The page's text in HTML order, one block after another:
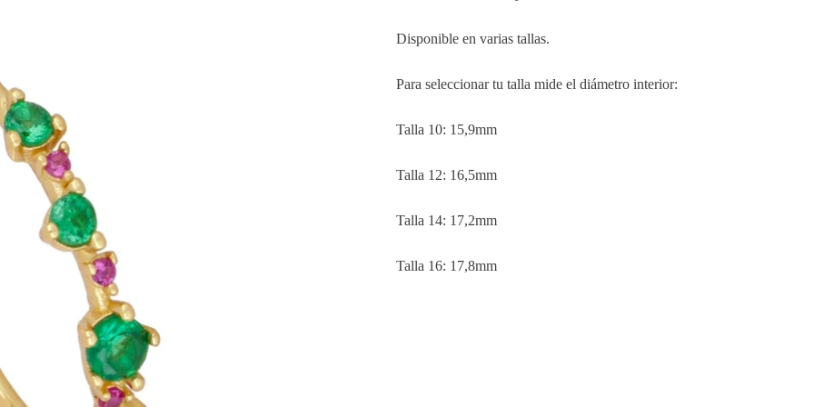
Disponible en varias tallas.
Para seleccionar tu talla mide el diámetro interior:
Talla 10: 15,9mm
Talla 12: 16,5mm
Talla 14: 17,2mm
Talla 16: 17,8mm